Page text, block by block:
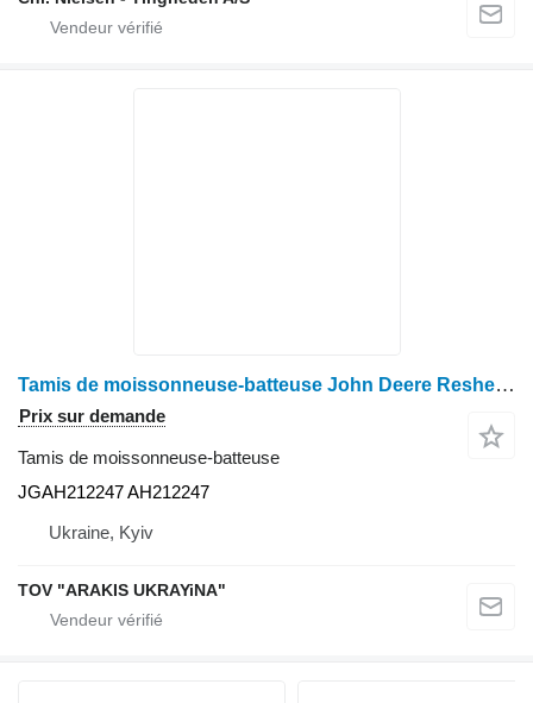
Tamis de moissonneuse-batteuse John Deere Resheto JGAH212247 pour moissonneuse-batteuse John Deere
Prix sur demande
Tamis de moissonneuse-batteuse
JGAH212247 AH212247
Ukraine, Kyiv
TOV "ARAKIS UKRAYiNA"